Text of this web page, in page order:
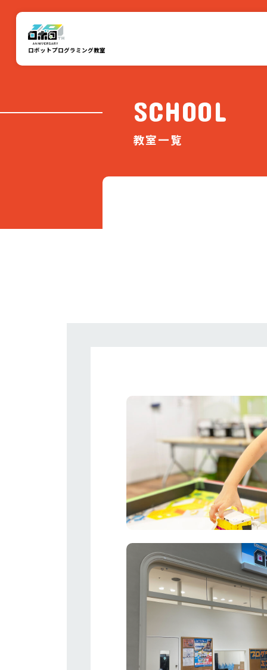
ロボットプログラミング教室
SCHOOL
教室一覧